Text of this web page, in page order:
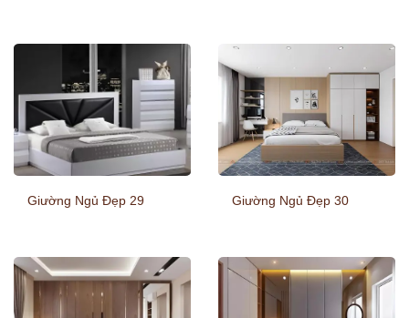
Giường Ngủ Đẹp 29 Giường Ngủ Đẹp 30